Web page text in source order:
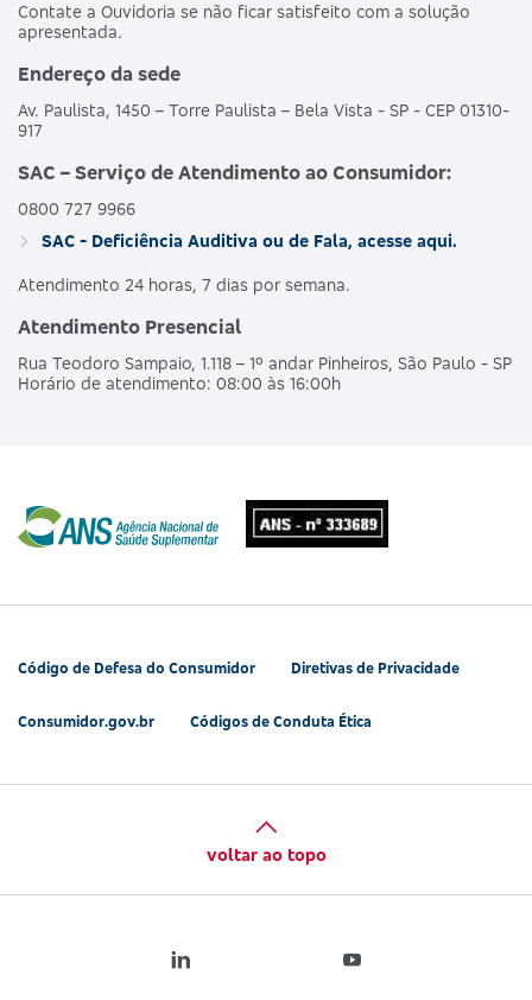
Contate a Ouvidoria se não ficar satisfeito com a solução
apresentada.
Endereço da sede
Av. Paulista, 1450 – Torre Paulista – Bela Vista - SP - CEP 01310-
917
SAC – Serviço de Atendimento ao Consumidor:
0800 727 9966
SAC - Deficiência Auditiva ou de Fala, acesse aqui.
Atendimento 24 horas, 7 dias por semana.
Atendimento Presencial
Rua Teodoro Sampaio, 1.118 – 1º andar Pinheiros, São Paulo - SP
Horário de atendimento: 08:00 às 16:00h
Código de Defesa do Consumidor Diretivas de Privacidade
Consumidor.gov.br Códigos de Conduta Ética
voltar ao topo